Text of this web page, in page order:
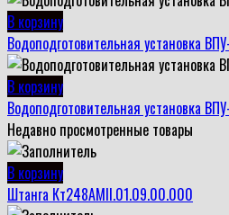
В корзину
Водоподготовительная установка
В корзину
Водоподготовительная установка
Недавно просмотренные товары
В корзину
Штанга Кт248АМII.01.09.00.000